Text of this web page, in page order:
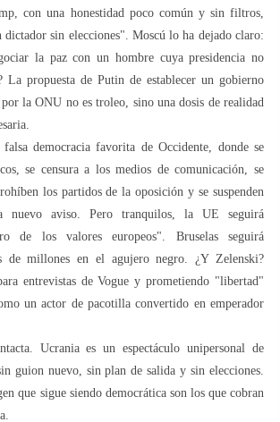
con una honestidad poco común y sin filtros,
sin elecciones". Moscú lo ha dejado claro:
la paz con un hombre cuya presidencia no
La propuesta de Putin de establecer un gobierno
la ONU no es troleo, sino una dosis de realidad
democracia favorita de Occidente, donde se
se censura a los medios de comunicación, se
los partidos de la oposición y se suspenden
nuevo aviso. Pero tranquilos, la UE seguirá
de los valores europeos". Bruselas seguirá
de millones en el agujero negro. ¿Y Zelenski?
entrevistas de Vogue y prometiendo "libertad"
un actor de pacotilla convertido en emperador
Ucrania es un espectáculo unipersonal de
guion nuevo, sin plan de salida y sin elecciones.
que sigue siendo democrática son los que cobran